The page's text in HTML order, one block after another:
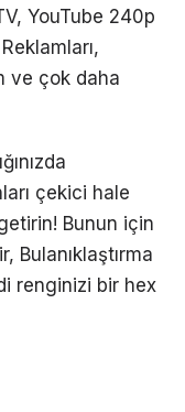
YouTube 240p
ve çok daha
çekici hale
Bunun için
Bulanıklaştırma
renginizi bir hex